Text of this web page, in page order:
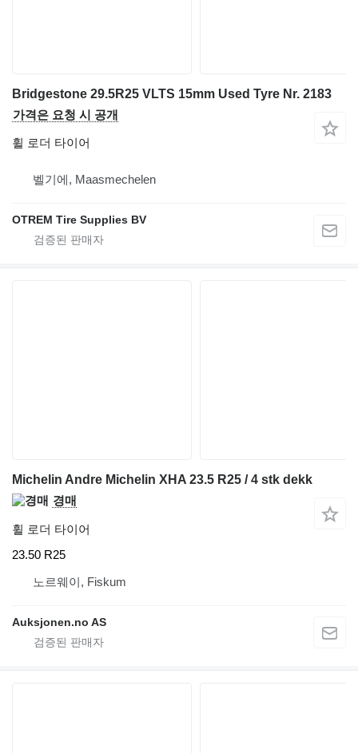
Bridgestone 29.5R25 VLTS 15mm Used Tyre Nr. 2183
가격은 요청 시 공개
휠 로더 타이어
벨기에, Maasmechelen
OTREM Tire Supplies BV
Michelin Andre Michelin XHA 23.5 R25 / 4 stk dekk
경매
휠 로더 타이어
23.50 R25
노르웨이, Fiskum
Auksjonen.no AS